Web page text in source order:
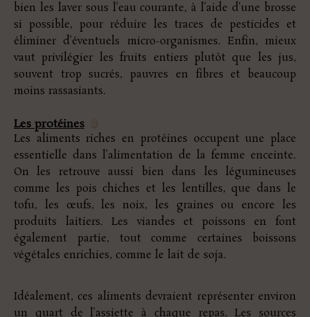
bien les laver sous l’eau courante, à l’aide d’une brosse
si possible, pour réduire les traces de pesticides et
éliminer d’éventuels micro-organismes. Enfin, mieux
vaut privilégier les fruits entiers plutôt que les jus,
souvent trop sucrés, pauvres en fibres et beaucoup
moins rassasiants.
Les protéines
Les aliments riches en protéines occupent une place
essentielle dans l’alimentation de la femme enceinte.
On les retrouve aussi bien dans les légumineuses
comme les pois chiches et les lentilles, que dans le
tofu, les œufs, les noix, les graines ou encore les
produits laitiers. Les viandes et poissons en font
également partie, tout comme certaines boissons
végétales enrichies, comme le lait de soja.
Idéalement, ces aliments devraient représenter environ
un quart de l’assiette à chaque repas. Les sources